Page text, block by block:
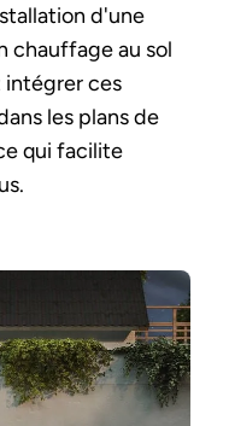
d'une
chauffage au sol
intégrer ces
les plans de
qui facilite